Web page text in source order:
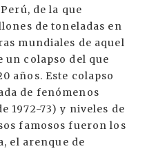
de la que
de toneladas en
mundiales de aquel
colapso del que
años. Este colapso
de fenómenos
1972-73) y niveles de
famosos fueron los
el arenque de